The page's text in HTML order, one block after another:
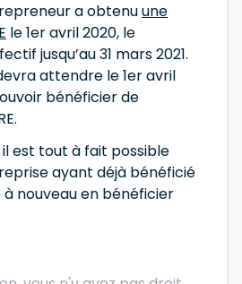
a obtenuune
le 1er avril 2020, le
jusqu’au 31 mars 2021.
attendre le 1er avril
bénéficier de
est tout à fait possible
ayant déjà bénéficié
à nouveau en bénéficier